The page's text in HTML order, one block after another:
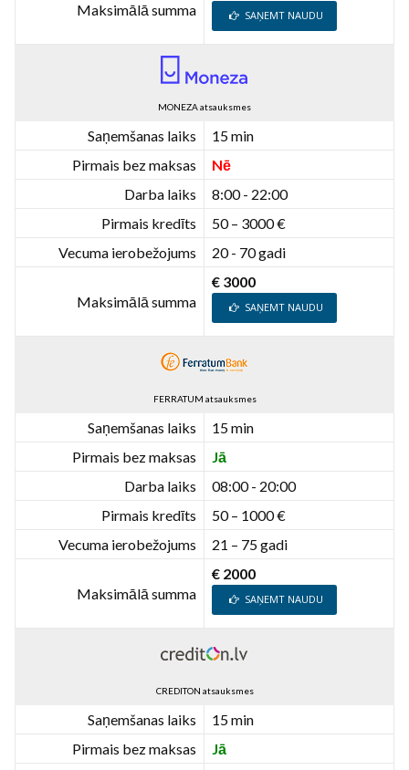
Maksimālā summa SAŅEMT NAUDU
MONEZA atsauksmes
Saņemšanas laiks
15 min
Pirmais bez maksas
Nē
Darba laiks
8:00 - 22:00
Pirmais kredīts
50 – 3000 €
Vecuma ierobežojums
20 - 70 gadi
Maksimālā summa
€ 3000
SAŅEMT NAUDU
FERRATUM atsauksmes
Saņemšanas laiks
15 min
Pirmais bez maksas
Jā
Darba laiks
08:00 - 20:00
Pirmais kredīts
50 – 1000 €
Vecuma ierobežojums
21 – 75 gadi
Maksimālā summa
€ 2000
SAŅEMT NAUDU
CREDITON atsauksmes
Saņemšanas laiks
15 min
Pirmais bez maksas
Jā